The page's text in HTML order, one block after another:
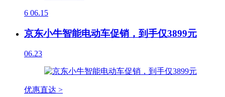
6 06.15
京东小牛智能电动车促销，到手仅3899元
06.23
优惠直达 >